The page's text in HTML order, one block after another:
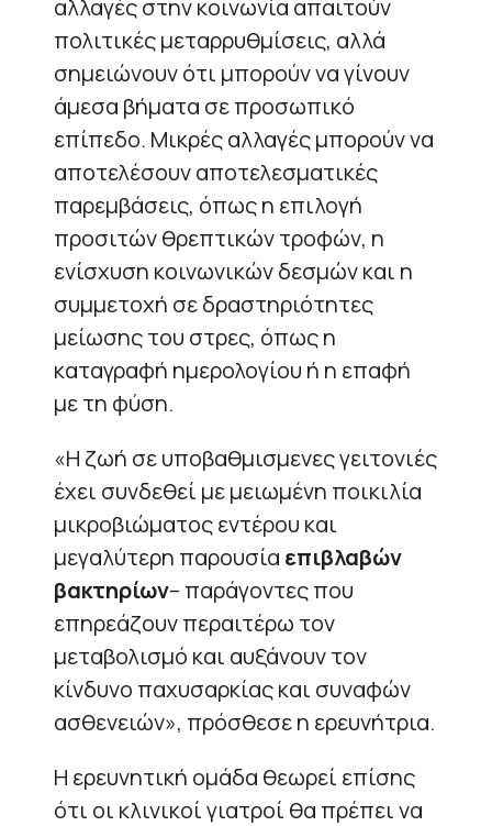
αλλαγές στην κοινωνία απαιτούν
πολιτικές μεταρρυθμίσεις, αλλά
σημειώνουν ότι μπορούν να γίνουν
άμεσα βήματα σε προσωπικό
επίπεδο. Μικρές αλλαγές μπορούν να
αποτελέσουν αποτελεσματικές
παρεμβάσεις, όπως η επιλογή
προσιτών θρεπτικών τροφών, η
ενίσχυση κοινωνικών δεσμών και η
συμμετοχή σε δραστηριότητες
μείωσης του στρες, όπως η
καταγραφή ημερολογίου ή η επαφή
με τη φύση.
«Η ζωή σε υποβαθμισμενες γειτονιές
έχει συνδεθεί με μειωμένη ποικιλία
μικροβιώματος εντέρου και
μεγαλύτερη παρουσία επιβλαβών
βακτηρίων– παράγοντες που
επηρεάζουν περαιτέρω τον
μεταβολισμό και αυξάνουν τον
κίνδυνο παχυσαρκίας και συναφών
ασθενειών», πρόσθεσε η ερευνήτρια.
Η ερευνητική ομάδα θεωρεί επίσης
ότι οι κλινικοί γιατροί θα πρέπει να